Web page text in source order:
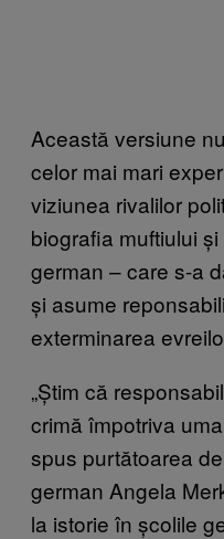
Această versiune
celor mai mari
viziunea rivalilor
biografia muftiului
german – care s-a
și asume
exterminarea
„Știm că
crimă împotriva
spus purtătoarea
german Angela
la istorie în școlile